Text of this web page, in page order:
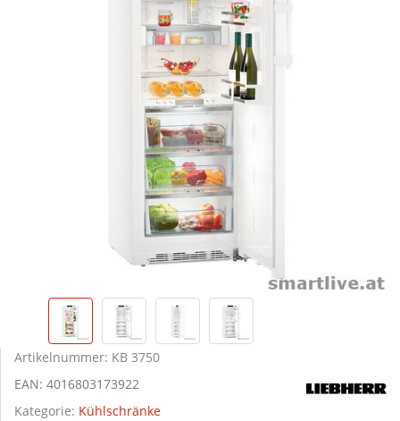
Artikelnummer: KB 3750
EAN: 4016803173922
Kategorie: Kühlschränke